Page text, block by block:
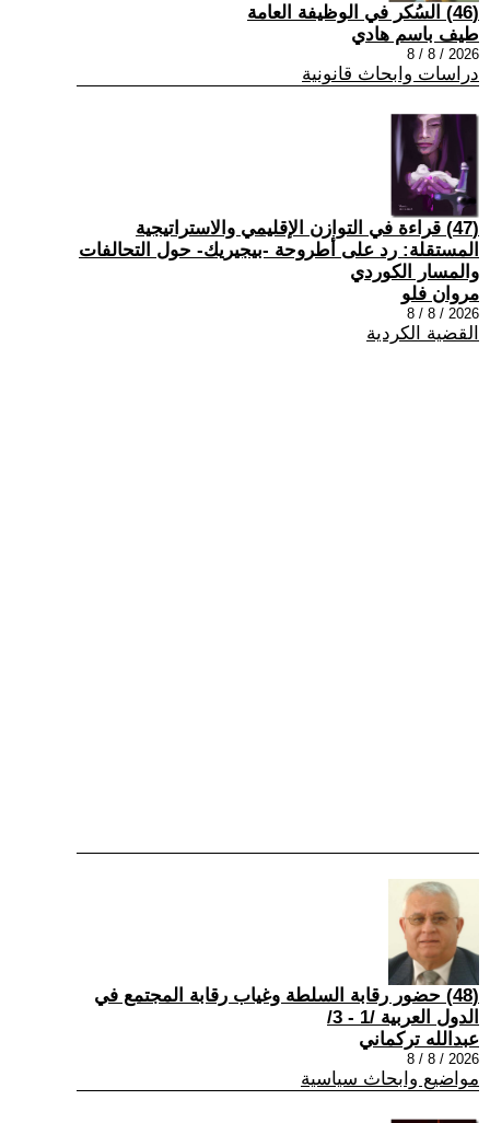
(46) السُكر في الوظيفة العامة
طيف باسم هادي
2026 / 8 / 8
دراسات وابحاث قانونية
(47) قراءة في التوازن الإقليمي والاستراتيجية
المستقلة: رد على أطروحة -بيجيريك- حول التحالفات
والمسار الكوردي
مروان فلو
2026 / 8 / 8
القضية الكردية
(48) حضور رقابة السلطة وغياب رقابة المجتمع في
الدول العربية /1 - 3/
عبدالله تركماني
2026 / 8 / 8
مواضيع وابحاث سياسية